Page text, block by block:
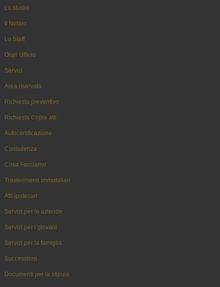
Lo studio
Il Notaio
Lo Staff
Orari Ufficio
Servizi
Area riservata
Richiesta preventivo
Richiesta Copia atti
Autocertificazione
Consulenza
Cosa Facciamo
Trasferimenti immobiliari
Atti ipotecari
Servizi per le aziende
Servizi per i giovani
Servizi per la famiglia
Successioni
Documenti per la stipula